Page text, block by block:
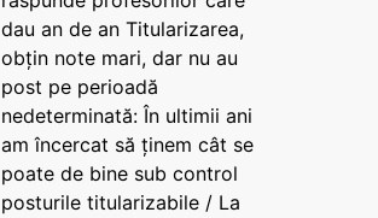
dau an de an Titularizarea,
obțin note mari, dar nu au
post pe perioadă
nedeterminată: În ultimii ani
am încercat să ținem cât se
poate de bine sub control
posturile titularizabile / La